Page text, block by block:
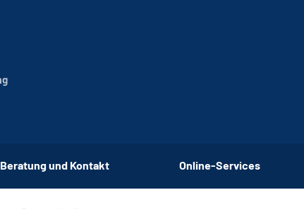
Beratung und Kontakt Online-Services